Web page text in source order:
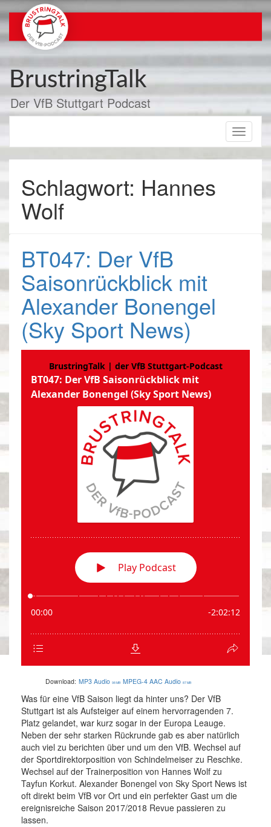
Inhalt
springen
BrustringTalk
Der VfB Stuttgart Podcast
Toggle
Schlagwort: Hannes
Wolf
BT047: Der VfB
Saisonrückblick mit
Alexander Bonengel
(Sky Sport News)
Download: MP3 Audio 98 MB MPEG-4 AAC Audio 87 MB
Was für eine VfB Saison liegt da hinter uns? Der VfB
Stuttgart ist als Aufsteiger auf einem hervorragenden 7.
Platz gelandet, war kurz sogar in der Europa Leauge.
Neben der sehr starken Rückrunde gab es aber natürlich
auch viel zu berichten über und um den VfB. Wechsel auf
der Sportdirektorposition von Schindelmeiser zu Reschke.
Wechsel auf der Trainerposition von Hannes Wolf zu
Tayfun Korkut. Alexander Bonengel von Sky Sport News ist
oft direkt beim VfB vor Ort und ein perfekter Gast um die
ereignisreiche Saison 2017/2018 Revue passieren zu
lassen.